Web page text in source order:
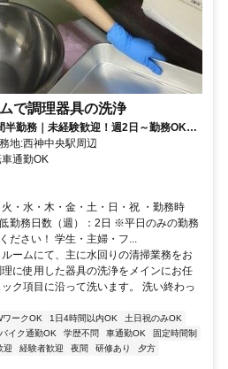
で調理器具の洗浄
勤務｜未経験歓迎！週2日～勤務OK！
ーク可！
地:西神中央駅周辺
通勤OK
・水・木・金・土・日・祝 ・勤務時
勤務日数（週）：2日 ※平日のみの勤務
ださい！ 学生・主婦・フ...
ームにて、主に水回りの清掃業務をお
に使用した器具の洗浄をメインにお任
ク項目に沿って洗います。 洗い終わっ
ワークOK 1日4時間以内OK
土日祝のみOK
バイク通勤OK 学歴不問 車通勤OK
固定時間制
迎 経験者歓迎 夜間 研修あり
夕方